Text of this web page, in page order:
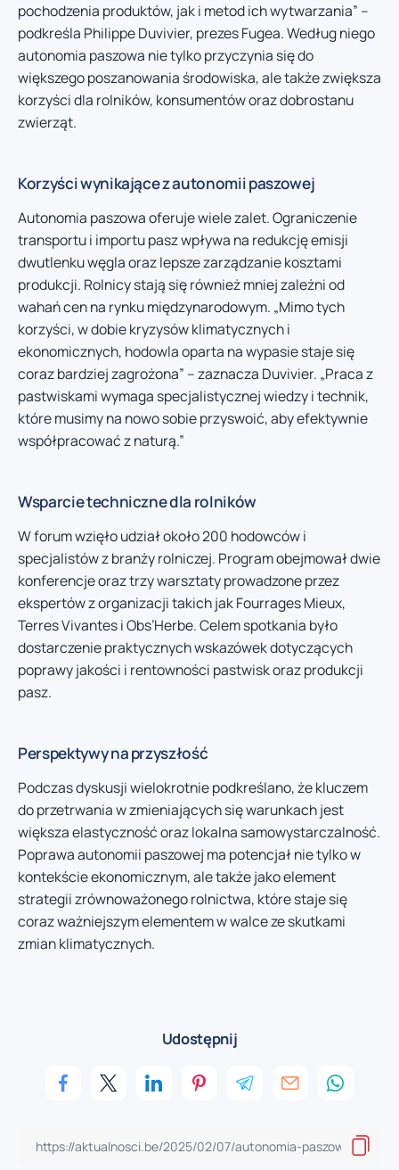
pochodzenia produktów, jak i metod ich wytwarzania” –
podkreśla Philippe Duvivier, prezes Fugea. Według niego
autonomia paszowa nie tylko przyczynia się do
większego poszanowania środowiska, ale także zwiększa
korzyści dla rolników, konsumentów oraz dobrostanu
zwierząt.
Korzyści wynikające z autonomii paszowej
Autonomia paszowa oferuje wiele zalet. Ograniczenie
transportu i importu pasz wpływa na redukcję emisji
dwutlenku węgla oraz lepsze zarządzanie kosztami
produkcji. Rolnicy stają się również mniej zależni od
wahań cen na rynku międzynarodowym. „Mimo tych
korzyści, w dobie kryzysów klimatycznych i
ekonomicznych, hodowla oparta na wypasie staje się
coraz bardziej zagrożona” – zaznacza Duvivier. „Praca z
pastwiskami wymaga specjalistycznej wiedzy i technik,
które musimy na nowo sobie przyswoić, aby efektywnie
współpracować z naturą.”
Wsparcie techniczne dla rolników
W forum wzięło udział około 200 hodowców i
specjalistów z branży rolniczej. Program obejmował dwie
konferencje oraz trzy warsztaty prowadzone przez
ekspertów z organizacji takich jak Fourrages Mieux,
Terres Vivantes i Obs’Herbe. Celem spotkania było
dostarczenie praktycznych wskazówek dotyczących
poprawy jakości i rentowności pastwisk oraz produkcji
pasz.
Perspektywy na przyszłość
Podczas dyskusji wielokrotnie podkreślano, że kluczem
do przetrwania w zmieniających się warunkach jest
większa elastyczność oraz lokalna samowystarczalność.
Poprawa autonomii paszowej ma potencjał nie tylko w
kontekście ekonomicznym, ale także jako element
strategii zrównoważonego rolnictwa, które staje się
coraz ważniejszym elementem w walce ze skutkami
zmian klimatycznych.
Udostępnij